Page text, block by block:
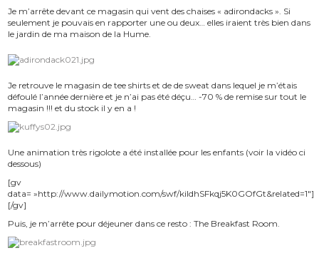
Je m’arrête devant ce magasin qui vent des chaises « adirondacks ». Si
seulement je pouvais en rapporter une ou deux… elles iraient très bien dans
le jardin de ma maison de la Hume.
Je retrouve le magasin de tee shirts et de de sweat dans lequel je m’étais
défoulé l’année dernière et je n’ai pas été déçu… -70 % de remise sur tout le
magasin !!! et du stock il y en a !
Une animation très rigolote a été installée pour les enfants (voir la vidéo ci
dessous)
[gv
data= »http://www.dailymotion.com/swf/kiIdhSFkqj5K0GOfGt&related=1″]
[/gv]
Puis, je m’arrête pour déjeuner dans ce resto : The Breakfast Room.